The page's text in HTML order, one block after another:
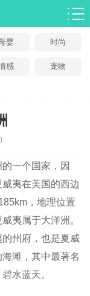
婴 时尚
感 宠物
一个国家，因
夷在美国的西边
，地理位置
夷属于大洋洲。
州府，也是夏威
滩，其中最著名
水蓝天。